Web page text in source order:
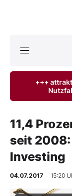
Finanz-Check
Abo & Shop
BO-
+++
11,4
seit 2008:
Investing
04.07.2017 · 15:20